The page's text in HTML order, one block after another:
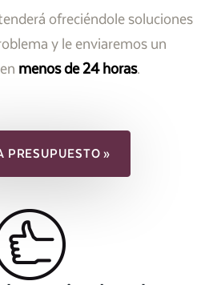
ofreciéndole soluciones
y le enviaremos un
menos de 24 horas.
PRESUPUESTO »